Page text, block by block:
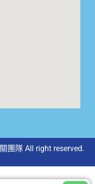
團隊 All right reserved.